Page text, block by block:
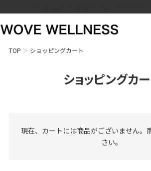
TOP ショッピングカート
ショッピングカ
現在、カートには商品がございません。
さい。